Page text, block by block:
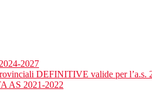
2027
DEFINITIVE valide per l’a.s.
AS 2021-2022